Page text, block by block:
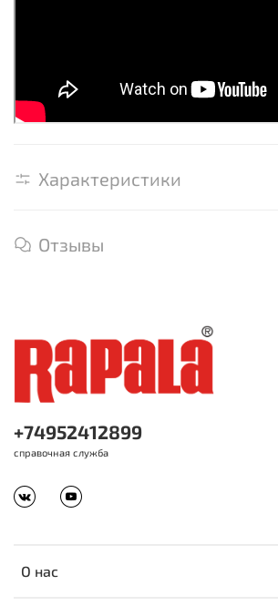
Характеристики
Отзывы
О нас
+74952412899
справочная служба